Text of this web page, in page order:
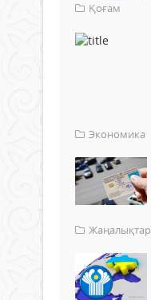
Қоғам
Экономика
Жаңалықтар